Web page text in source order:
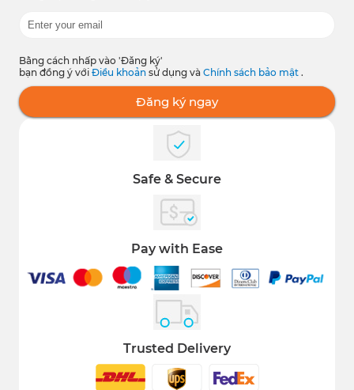
Bằng cách nhấp vào 'Đăng ký'
bạn đồng ý với Điều khoản sử dụng và Chính sách bảo mật .
Đăng ký ngay
Safe & Secure
Pay with Ease
Trusted Delivery